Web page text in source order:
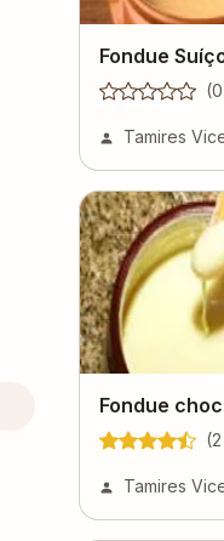
Fondue
(0
Tamires
Fondue
(2
Tamires